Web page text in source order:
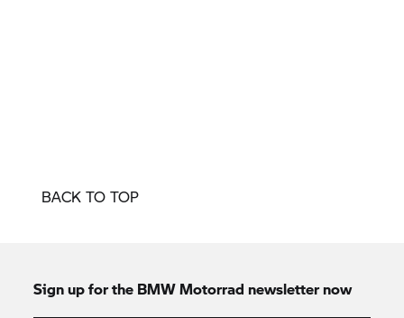
BACK TO TOP
Sign up for the BMW Motorrad newsletter now